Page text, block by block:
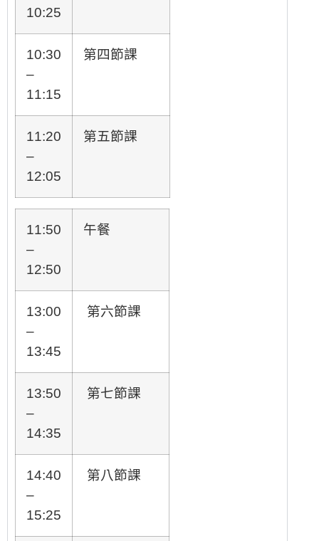
10:25
10:30
–
11:15
第四節課
11:20
–
12:05
第五節課
11:50
–
12:50
午餐
13:00
–
13:45
第六節課
13:50
–
14:35
第七節課
14:40
–
15:25
第八節課